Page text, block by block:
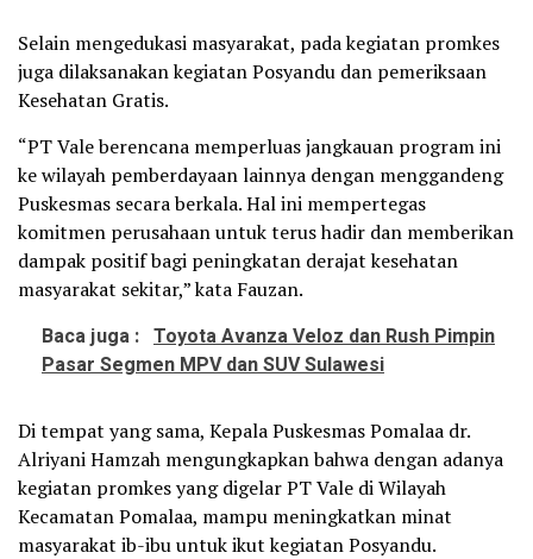
Selain mengedukasi masyarakat, pada kegiatan promkes
juga dilaksanakan kegiatan Posyandu dan pemeriksaan
Kesehatan Gratis.
“PT Vale berencana memperluas jangkauan program ini
ke wilayah pemberdayaan lainnya dengan menggandeng
Puskesmas secara berkala. Hal ini mempertegas
komitmen perusahaan untuk terus hadir dan memberikan
dampak positif bagi peningkatan derajat kesehatan
masyarakat sekitar,” kata Fauzan.
Baca juga : Toyota Avanza Veloz dan Rush Pimpin
Pasar Segmen MPV dan SUV Sulawesi
Di tempat yang sama, Kepala Puskesmas Pomalaa dr.
Alriyani Hamzah mengungkapkan bahwa dengan adanya
kegiatan promkes yang digelar PT Vale di Wilayah
Kecamatan Pomalaa, mampu meningkatkan minat
masyarakat ib-ibu untuk ikut kegiatan Posyandu.